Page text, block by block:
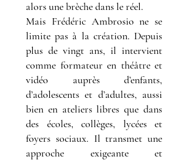
alors une brèche dans le réel.
Mais Frédéric Ambrosio ne se
limite pas à la création. Depuis
plus de vingt ans, il intervient
comme formateur en théâtre et
vidéo auprès d’enfants,
d’adolescents et d’adultes, aussi
bien en ateliers libres que dans
des écoles, collèges, lycées et
foyers sociaux. Il transmet une
approche exigeante et